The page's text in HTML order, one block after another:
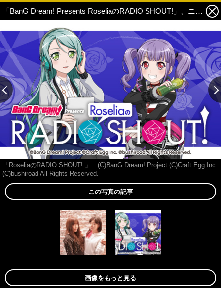
「BanG Dream! Presents RoseliaのRADIO SHOUT!」、ニッポン放送にてスタート！工藤晴香・櫻川めぐがパーソナリティを担当 2枚目の写真・画像
「RoseliaのRADIO SHOUT! 」 (C)BanG Dream! Project (C)Craft Egg Inc.
(C)bushiroad All Rights Reserved.
この写真の記事
画像をもっと見る